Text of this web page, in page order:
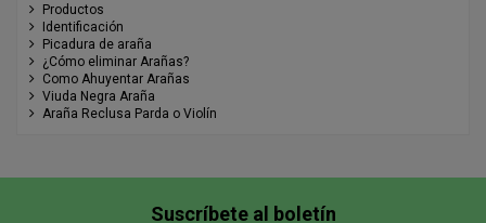
Productos
Identificación
Picadura de araña
¿Cómo eliminar Arañas?
Como Ahuyentar Arañas
Viuda Negra Araña
Araña Reclusa Parda o Violín
Suscríbete al boletín